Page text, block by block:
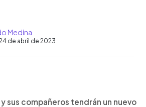
Medina
de abril de 2023
artículo
sus compañeros tendrán un nuevo